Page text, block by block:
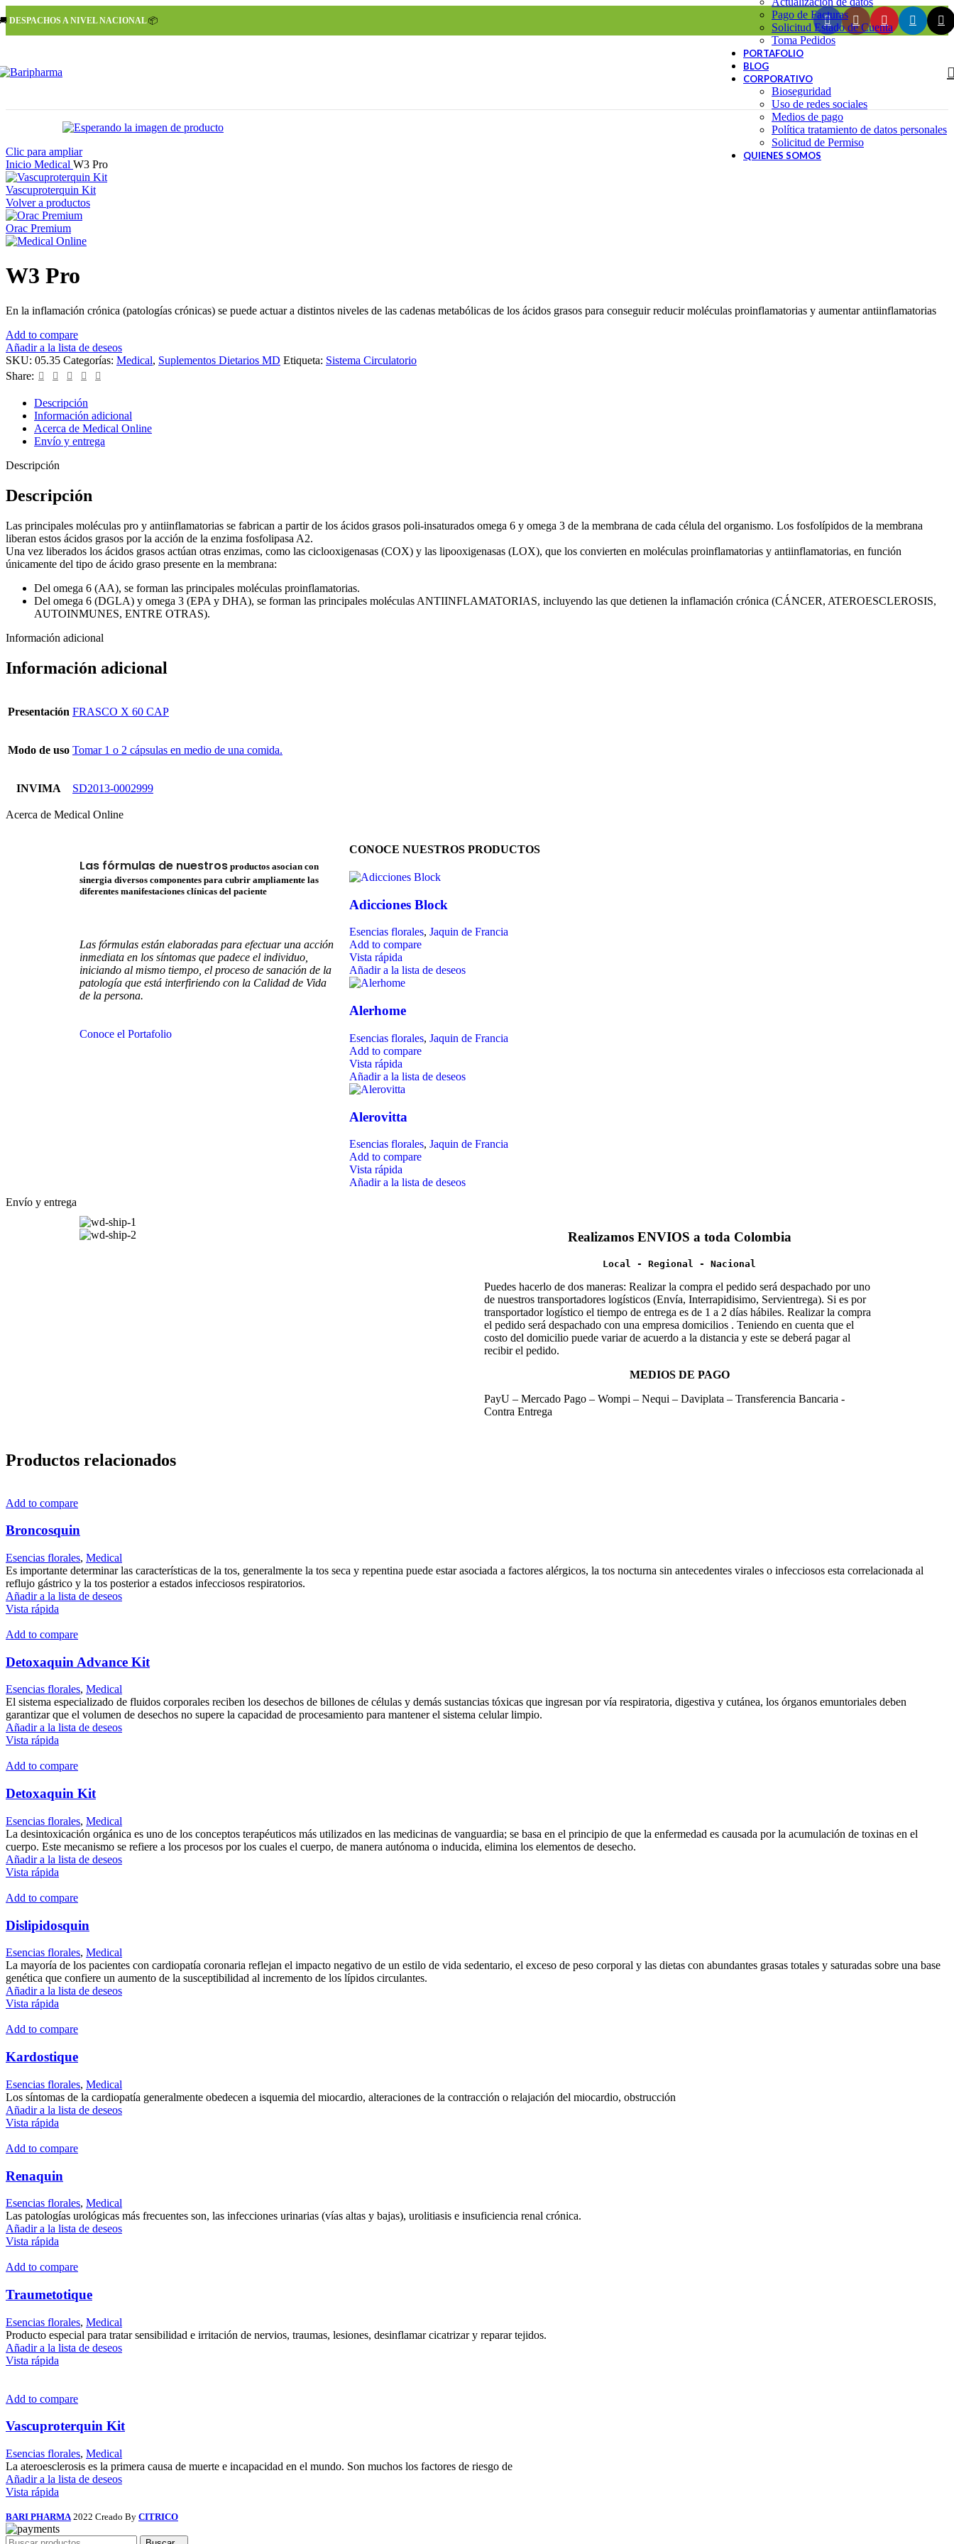
DESPACHOS A NIVEL NACIONAL📦
Pago de Facturas
Solicitud Estado de Cuenta
Toma Pedidos
PORTAFOLIO
BLOG
CORPORATIVO
Bioseguridad
Uso de redes sociales
Medios de pago
Política tratamiento de datos personales
Solicitud de Permiso
QUIENES SOMOS
Clic para ampliar
Inicio Medical W3 Pro
Vascuproterquin Kit
Volver a productos
Orac Premium
W3 Pro
En la inflamación crónica (patologías crónicas) se puede actuar a distintos niveles de las cadenas metabólicas de los ácidos grasos para conseguir reducir moléculas proinflamatorias y aumentar antiinflamatorias
Add to compare
Añadir a la lista de deseos
SKU: 05.35 Categorías: Medical, Suplementos Dietarios MD Etiqueta: Sistema Circulatorio
Share:
Descripción
Información adicional
Acerca de Medical Online
Envío y entrega
Descripción
Descripción
Las principales moléculas pro y antiinflamatorias se fabrican a partir de los ácidos grasos poli-insaturados omega 6 y omega 3 de la membrana de cada célula del organismo. Los fosfolípidos de la membrana
liberan estos ácidos grasos por la acción de la enzima fosfolipasa A2.
Una vez liberados los ácidos grasos actúan otras enzimas, como las ciclooxigenasas (COX) y las lipooxigenasas (LOX), que los convierten en moléculas proinflamatorias y antiinflamatorias, en función
únicamente del tipo de ácido graso presente en la membrana:
Del omega 6 (AA), se forman las principales moléculas proinflamatorias.
Del omega 6 (DGLA) y omega 3 (EPA y DHA), se forman las principales moléculas ANTIINFLAMATORIAS, incluyendo las que detienen la inflamación crónica (CÁNCER, ATEROESCLEROSIS,
AUTOINMUNES, ENTRE OTRAS).
Información adicional
Información adicional
Presentación FRASCO X 60 CAP
Modo de uso Tomar 1 o 2 cápsulas en medio de una comida.
INVIMA SD2013-0002999
Acerca de Medical Online
Las fórmulas de nuestros productos asocian con
sinergia diversos componentes para cubrir ampliamente las
diferentes manifestaciones clínicas del paciente
Las fórmulas están elaboradas para efectuar una acción
inmediata en los síntomas que padece el individuo,
iniciando al mismo tiempo, el proceso de sanación de la
patología que está interfiriendo con la Calidad de Vida
de la persona.
Conoce el Portafolio
CONOCE NUESTROS PRODUCTOS
Adicciones Block
Esencias florales, Jaquin de Francia
Add to compare
Vista rápida
Añadir a la lista de deseos
Alerhome
Esencias florales, Jaquin de Francia
Add to compare
Vista rápida
Añadir a la lista de deseos
Alerovitta
Esencias florales, Jaquin de Francia
Add to compare
Vista rápida
Añadir a la lista de deseos
Envío y entrega
Realizamos ENVIOS a toda Colombia
Local - Regional - Nacional
Puedes hacerlo de dos maneras: Realizar la compra el pedido será despachado por uno
de nuestros transportadores logísticos (Envía, Interrapidisimo, Servientrega). Si es por
transportador logístico el tiempo de entrega es de 1 a 2 días hábiles. Realizar la compra
el pedido será despachado con una empresa domicilios . Teniendo en cuenta que el
costo del domicilio puede variar de acuerdo a la distancia y este se deberá pagar al
recibir el pedido.
MEDIOS DE PAGO
PayU – Mercado Pago – Wompi – Nequi – Daviplata – Transferencia Bancaria -
Contra Entrega
Productos relacionados
Add to compare
Broncosquin
Esencias florales, Medical
Es importante determinar las características de la tos, generalmente la tos seca y repentina puede estar asociada a factores alérgicos, la tos nocturna sin antecedentes virales o infecciosos esta correlacionada al
reflujo gástrico y la tos posterior a estados infecciosos respiratorios.
Añadir a la lista de deseos
Vista rápida
Add to compare
Detoxaquin Advance Kit
Esencias florales, Medical
El sistema especializado de fluidos corporales reciben los desechos de billones de células y demás sustancias tóxicas que ingresan por vía respiratoria, digestiva y cutánea, los órganos emuntoriales deben
garantizar que el volumen de desechos no supere la capacidad de procesamiento para mantener el sistema celular limpio.
Añadir a la lista de deseos
Vista rápida
Add to compare
Detoxaquin Kit
Esencias florales, Medical
La desintoxicación orgánica es uno de los conceptos terapéuticos más utilizados en las medicinas de vanguardia; se basa en el principio de que la enfermedad es causada por la acumulación de toxinas en el
cuerpo. Este mecanismo se refiere a los procesos por los cuales el cuerpo, de manera autónoma o inducida, elimina los elementos de desecho.
Añadir a la lista de deseos
Vista rápida
Add to compare
Dislipidosquin
Esencias florales, Medical
La mayoría de los pacientes con cardiopatía coronaria reflejan el impacto negativo de un estilo de vida sedentario, el exceso de peso corporal y las dietas con abundantes grasas totales y saturadas sobre una base
genética que confiere un aumento de la susceptibilidad al incremento de los lípidos circulantes.
Añadir a la lista de deseos
Vista rápida
Add to compare
Kardostique
Esencias florales, Medical
Los síntomas de la cardiopatía generalmente obedecen a isquemia del miocardio, alteraciones de la contracción o relajación del miocardio, obstrucción
Añadir a la lista de deseos
Vista rápida
Add to compare
Renaquin
Esencias florales, Medical
Las patologías urológicas más frecuentes son, las infecciones urinarias (vías altas y bajas), urolitiasis e insuficiencia renal crónica.
Añadir a la lista de deseos
Vista rápida
Add to compare
Traumetotique
Esencias florales, Medical
Producto especial para tratar sensibilidad e irritación de nervios, traumas, lesiones, desinflamar cicatrizar y reparar tejidos.
Añadir a la lista de deseos
Vista rápida
Add to compare
Vascuproterquin Kit
Esencias florales, Medical
La ateroesclerosis es la primera causa de muerte e incapacidad en el mundo. Son muchos los factores de riesgo de
Añadir a la lista de deseos
Vista rápida
BARI PHARMA 2022 Creado By CITRICO